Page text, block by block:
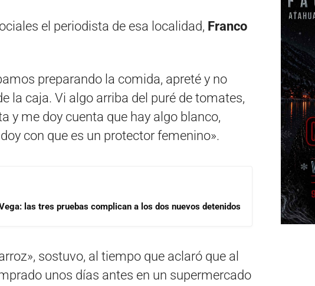
el periodista de esa localidad, Franco
preparando la comida, apreté y no
la caja. Vi algo arriba del puré de tomates,
y me doy cuenta que hay algo blanco,
con que es un protector femenino».
las tres pruebas complican a los dos nuevos detenidos
sostuvo, al tiempo que aclaró que al
unos días antes en un supermercado